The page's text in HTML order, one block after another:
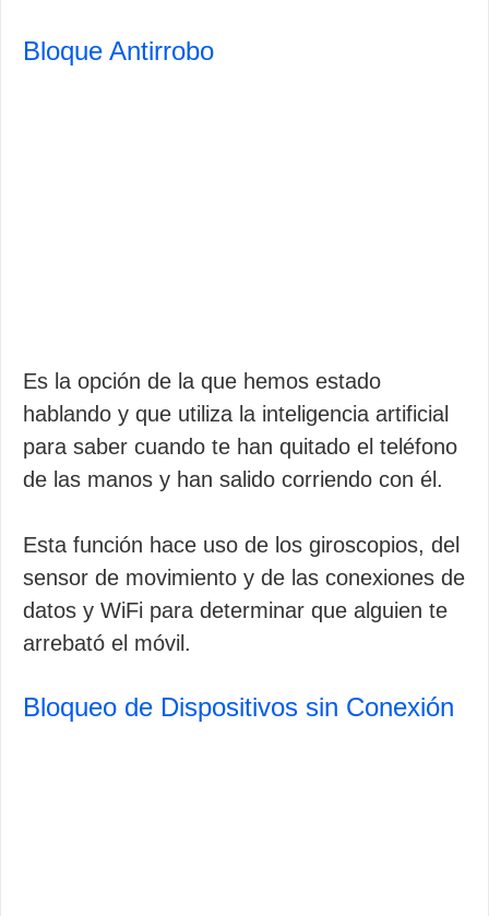
Bloque Antirrobo
Es la opción de la que hemos estado
hablando y que utiliza la inteligencia artificial
para saber cuando te han quitado el teléfono
de las manos y han salido corriendo con él.
Esta función hace uso de los giroscopios, del
sensor de movimiento y de las conexiones de
datos y WiFi para determinar que alguien te
arrebató el móvil.
Bloqueo de Dispositivos sin Conexión